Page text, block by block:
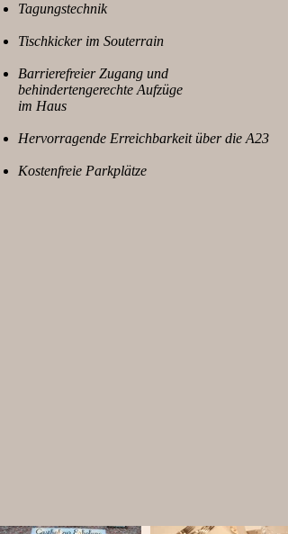
Tagungstechnik
Tischkicker im Souterrain
Barrierefreier Zugang und
behindertengerechte Aufzüge
im Haus
Hervorragende Erreichbarkeit über die A23
Kostenfreie Parkplätze